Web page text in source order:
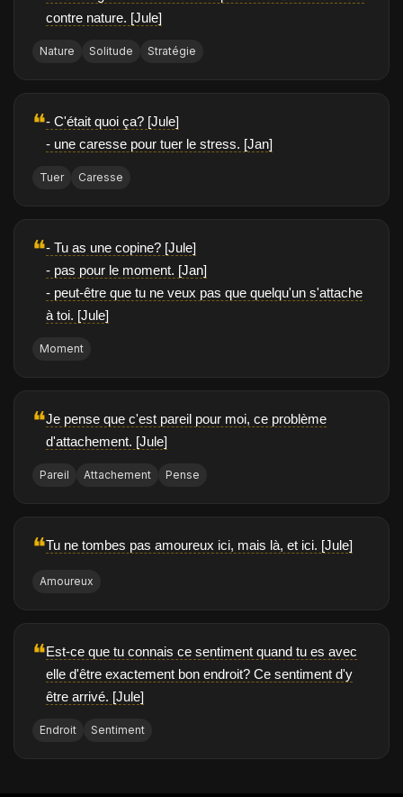
contre nature. [Jule]
Nature Solitude Stratégie
❝- C'était quoi ça? [Jule]
- une caresse pour tuer le stress. [Jan]
Tuer Caresse
❝- Tu as une copine? [Jule]
- pas pour le moment. [Jan]
- peut-être que tu ne veux pas que quelqu'un s'attache
à toi. [Jule]
Moment
❝Je pense que c'est pareil pour moi, ce problème
d'attachement. [Jule]
Pareil Attachement Pense
❝Tu ne tombes pas amoureux ici, mais là, et ici. [Jule]
Amoureux
❝Est-ce que tu connais ce sentiment quand tu es avec
elle d'être exactement bon endroit? Ce sentiment d'y
être arrivé. [Jule]
Endroit Sentiment